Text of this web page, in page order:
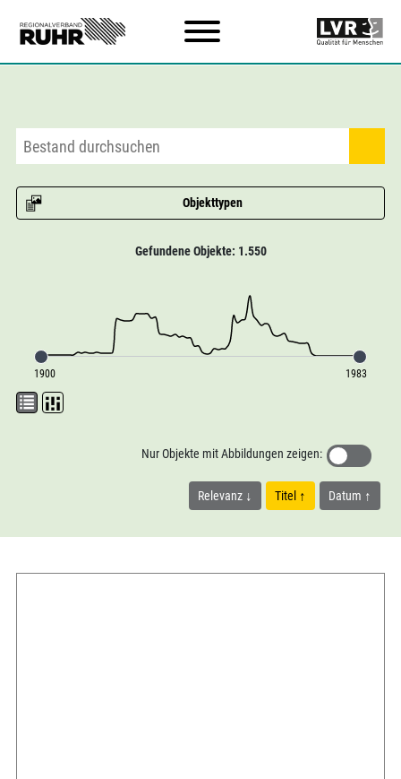
Objekttypen
Gefundene Objekte: 1.550
1900 1983
Relevanz Titel Datum
Nur Objekte mit Abbildungen zeigen: